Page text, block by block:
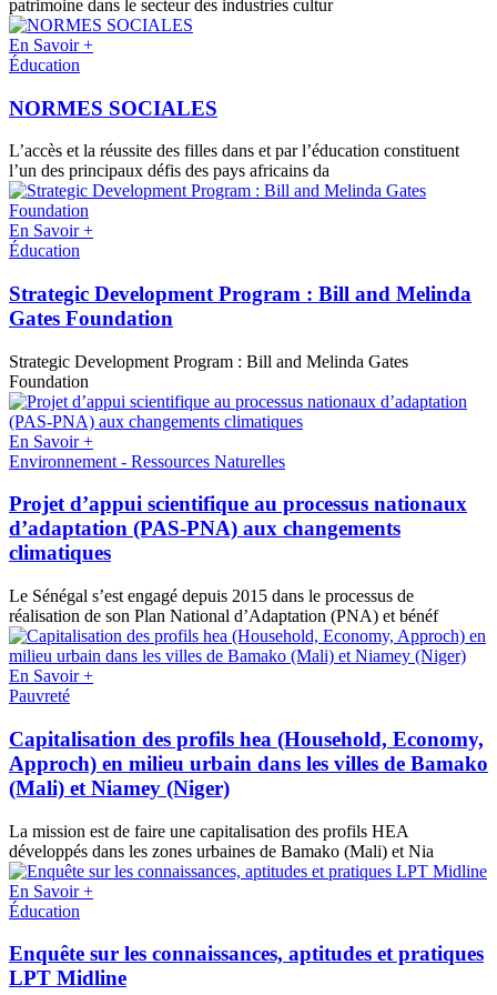
patrimoine dans le secteur des industries cultur
En Savoir +
Éducation
NORMES SOCIALES
L’accès et la réussite des filles dans et par l’éducation constituent
l’un des principaux défis des pays africains da
En Savoir +
Éducation
Strategic Development Program : Bill and Melinda
Gates Foundation
Strategic Development Program : Bill and Melinda Gates
Foundation
En Savoir +
Environnement - Ressources Naturelles
Projet d’appui scientifique au processus nationaux
d’adaptation (PAS-PNA) aux changements
climatiques
Le Sénégal s’est engagé depuis 2015 dans le processus de
réalisation de son Plan National d’Adaptation (PNA) et bénéf
En Savoir +
Pauvreté
Capitalisation des profils hea (Household, Economy,
Approch) en milieu urbain dans les villes de Bamako
(Mali) et Niamey (Niger)
La mission est de faire une capitalisation des profils HEA
développés dans les zones urbaines de Bamako (Mali) et Nia
En Savoir +
Éducation
Enquête sur les connaissances, aptitudes et pratiques
LPT Midline